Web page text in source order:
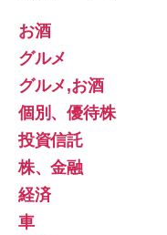
お酒
グルメ
グルメ,お酒
個別、優待株
投資信託
株、金融
経済
車